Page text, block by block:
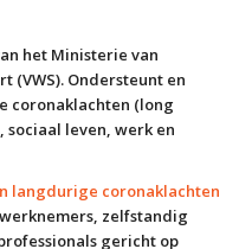
het Ministerie van
(VWS). Ondersteunt en
coronaklachten (long
leven, werk en
langdurige coronaklachten
zelfstandig
gericht op